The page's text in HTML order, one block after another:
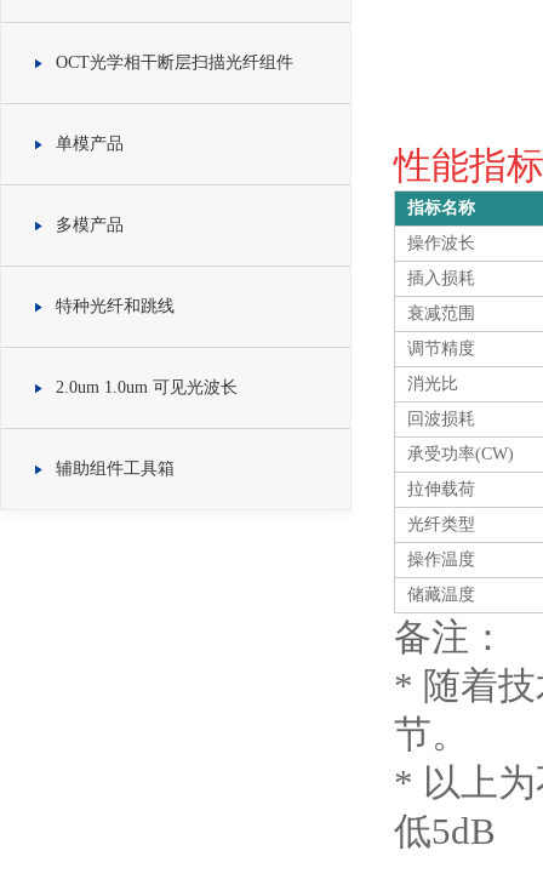
OCT光学相干断层扫描光纤组件
单模产品
多模产品
特种光纤和跳线
2.0um 1.0um 可见光波长
辅助组件工具箱
性能指
指标名称
操作波长
插入损耗
衰减范围
调节精度
消光比
回波损耗
承受功率(CW)
拉伸载荷
光纤类型
操作温度
储藏温度
备注：
* 随着
节。
* 以上
低5dB